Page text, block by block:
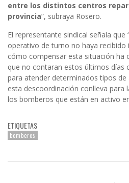
entre los distintos centros
provincia”, subraya Rosero.
El representante sindical señala que
operativo de turno no haya recibido
cómo compensar esta situación ha
que no contaran estos últimos días
para atender determinados tipos
esta descoordinación conlleva para
los bomberos que están en activo
ETIQUETAS
bomberos